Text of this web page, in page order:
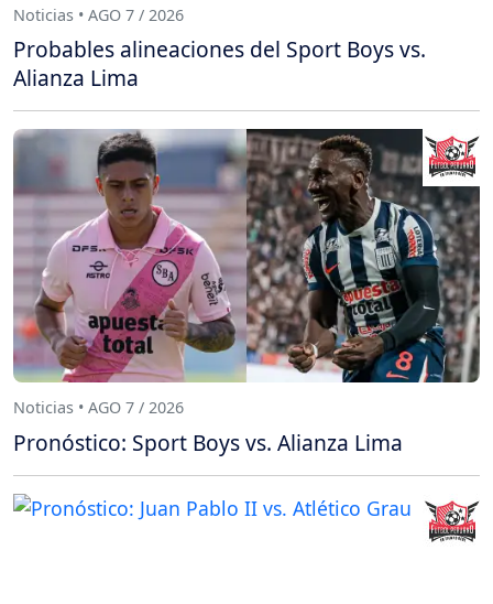
Noticias • AGO 7 / 2026
Probables alineaciones del Sport Boys vs.
Alianza Lima
Noticias • AGO 7 / 2026
Pronóstico: Sport Boys vs. Alianza Lima